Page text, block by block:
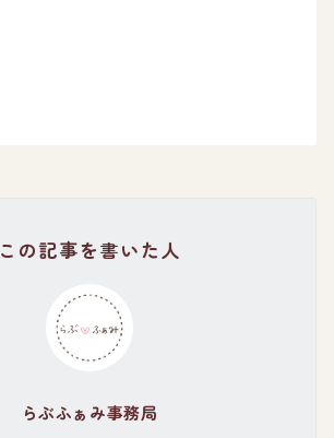
この記事を書いた人
らぶふぁみ事務局